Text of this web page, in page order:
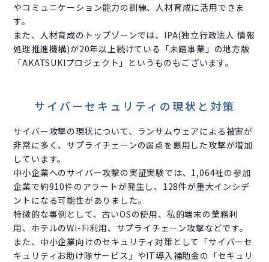
やコミュニケーション能力の訓練、人材育成に活用できま
す。
また、人材育成のトップゾーンでは、IPA(独立行政法人 情報
処理推進機構)が20年以上続けている「未踏事業」の地方版
「AKATSUKIプロジェクト」というものもございます。
サイバーセキュリティの現状と対策
サイバー攻撃の現状について、ランサムウェアによる被害が
非常に多く、サプライチェーンの弱点を悪用した攻撃が増加
しています。
中小企業へのサイバー攻撃の実証実験では、1,064社の参加
企業で約910件のアラートが発生し、128件が重大インシデ
ントになる可能性がありました。
特徴的な事例として、古いOSの使用、私的端末の業務利
用、ホテルのWi-Fi利用、サプライチェーン攻撃などです。
また、中小企業向けのセキュリティ対策として「サイバーセ
キュリティお助け隊サービス」やIT導入補助金の「セキュリ